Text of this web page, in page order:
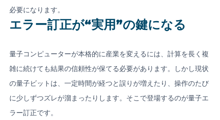
必要になります。
エラー訂正が“実用”の鍵になる
量子コンピューターが本格的に産業を変えるには、計算を長く複
雑に続けても結果の信頼性が保てる必要があります。しかし現状
の量子ビットは、一定時間が経つと誤りが増えたり、操作のたび
に少しずつズレが溜まったりします。そこで登場するのが量子エ
ラー訂正です。